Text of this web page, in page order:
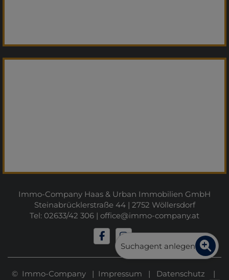
Immo-Company Haas & Urban Immobilien GmbH
Steinabrücklerstraße 44 | 2752 Wöllersdorf
Tel: 02633/42 306 | office@immo-company.at
© Immo-Company | Impressum | Datenschutz |
Suchagent anlegen